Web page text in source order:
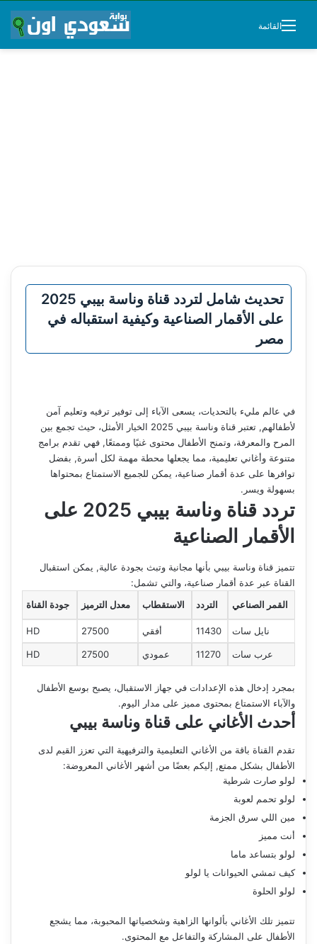
القائمة
تحديث شامل لتردد قناة وناسة بيبي 2025
على الأقمار الصناعية وكيفية استقباله في
مصر
في عالم مليء بالتحديات، يسعى الآباء إلى توفير ترفيه وتعليم آمن
لأطفالهم, تعتبر قناة وناسة بيبي 2025 الخيار الأمثل، حيث تجمع بين
المرح والمعرفة، وتمنح الأطفال محتوى غنيًا وممتعًا, فهي تقدم برامج
متنوعة وأغاني تعليمية، مما يجعلها محطة مهمة لكل أسرة, بفضل
توافرها على عدة أقمار صناعية، يمكن للجميع الاستمتاع بمحتواها
بسهولة ويسر.
تردد قناة وناسة بيبي 2025 على
الأقمار الصناعية
تتميز قناة وناسة بيبي بأنها مجانية وتبث بجودة عالية, يمكن استقبال
القناة عبر عدة أقمار صناعية، والتي تشمل:
القمر الصناعي
التردد الاستقطاب معدل الترميز جودة القناة
نايل سات 11430 أفقي 27500
HD
عرب سات 11270 عمودي 27500
HD
بمجرد إدخال هذه الإعدادات في جهاز الاستقبال، يصبح بوسع الأطفال
والآباء الاستمتاع بمحتوى مميز على مدار اليوم.
أحدث الأغاني على قناة وناسة بيبي
تقدم القناة باقة من الأغاني التعليمية والترفيهية التي تعزز القيم لدى
الأطفال بشكل ممتع, إليكم بعضًا من أشهر الأغاني المعروضة:
لولو صارت شرطية
لولو تحمم لعوبة
مين اللي سرق الجزمة
أنت مميز
لولو بتساعد ماما
كيف تمشي الحيوانات يا لولو
لولو الحلوة
تتميز تلك الأغاني بألوانها الزاهية وشخصياتها المحبوبة، مما يشجع
الأطفال على المشاركة والتفاعل مع المحتوى.